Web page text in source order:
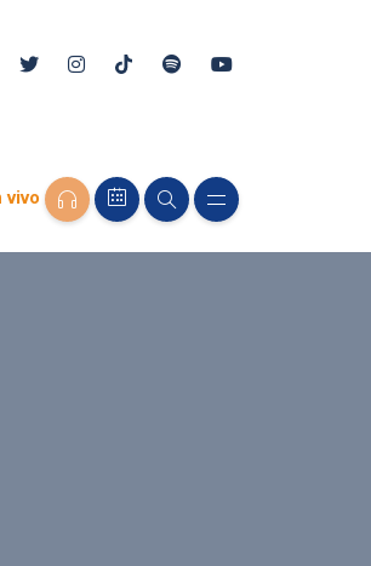
vivo